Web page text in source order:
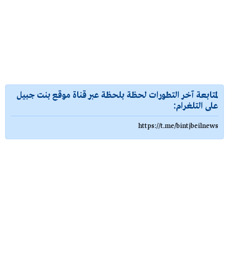
لمتابعة آخر التطورات لحظة بلحظة عبر قناة موقع بنت جبيل
على التلغرام:
https://t.me/bintjbeilnews